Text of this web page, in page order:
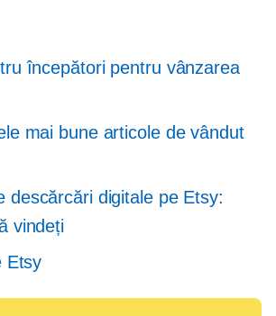
începători pentru vânzarea
mai bune articole de vândut
descărcări digitale pe Etsy:
vindeți
Etsy